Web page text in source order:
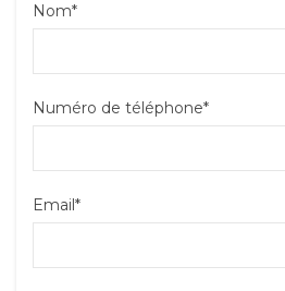
Nom*
Numéro de téléphone*
Email*